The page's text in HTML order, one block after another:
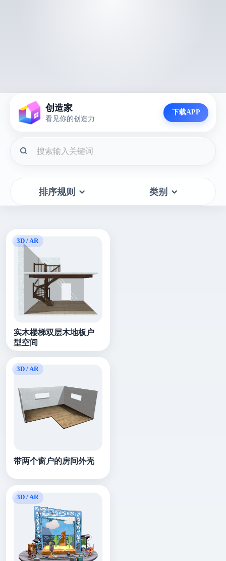
创造家
看见你的创造力
下载APP
排序规则 类别
实木楼梯双层木地板户
型空间
带两个窗户的房间外壳